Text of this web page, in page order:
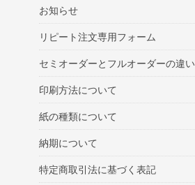
お知らせ
リピート注文専用フォーム
セミオーダーとフルオーダーの違い
印刷方法について
紙の種類について
納期について
特定商取引法に基づく表記